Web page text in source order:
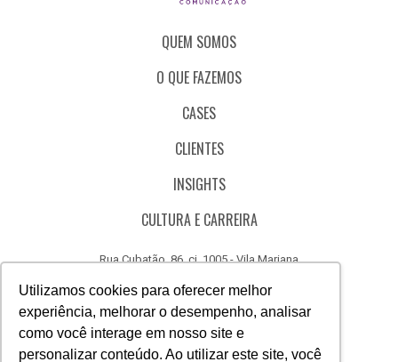
Utilizamos cookies para oferecer melhor
experiência, melhorar o desempenho, analisar
como você interage em nosso site e
personalizar conteúdo. Ao utilizar este site, você
QUEM SOMOS
O QUE FAZEMOS
CASES
CLIENTES
INSIGHTS
CULTURA E CARREIRA
Rua Cubatão, 86, cj. 1005 - Vila Mariana
CÓDIGO DE ÉTICA
CANAL DE DENÚNCIAS